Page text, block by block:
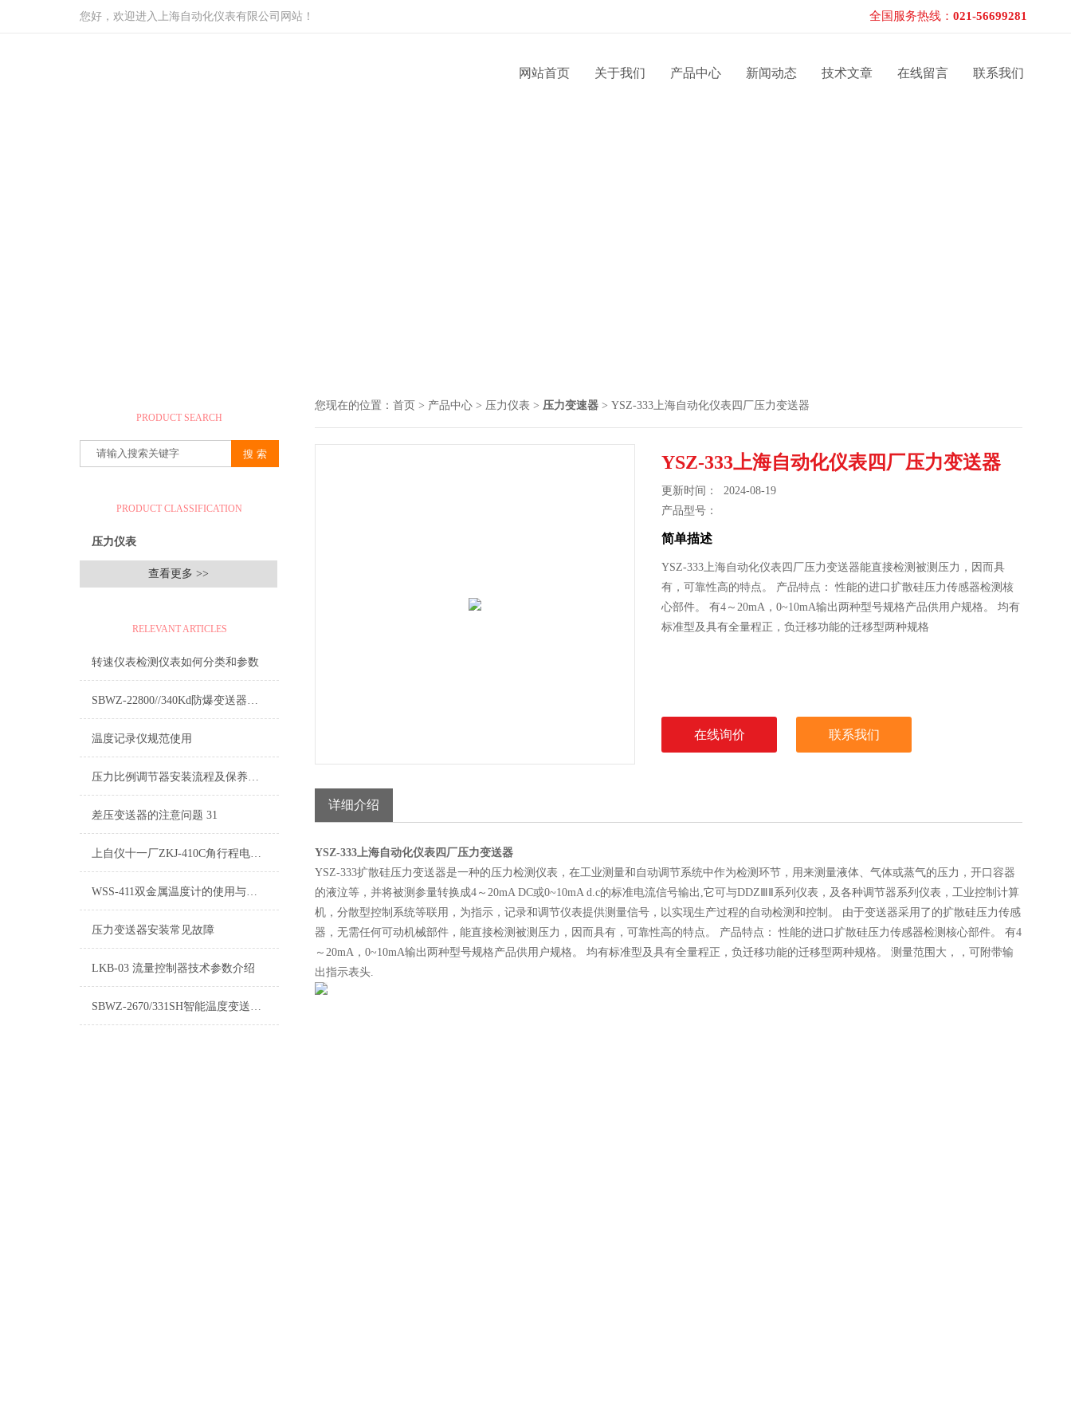
您好，欢迎进入上海自动化仪表有限公司网站！ 全国服务热线： 021-56699281
网站首页 关于我们 产品中心 新闻动态 技术文章 在线留言 联系我们
PRODUCT SEARCH
PRODUCT CLASSIFICATION
压力仪表
查看更多 >>
RELEVANT ARTICLES
转速仪表检测仪表如何分类和参数
SBWZ-22800//340Kd防爆变送器产品介绍
温度记录仪规范使用
压力比例调节器安装流程及保养事项
差压变送器的注意问题 31
上自仪十一厂ZKJ-410C角行程电动执行机构维修技术指标
WSS-411双金属温度计的使用与维护是什么？
压力变送器安装常见故障
LKB-03 流量控制器技术参数介绍
SBWZ-2670/331SH智能温度变送器详细介绍
您现在的位置： 首页 > 产品中心 > 压力仪表 > 压力变速器 > YSZ-333上海自动化仪表四厂压力变送器
YSZ-333上海自动化仪表四厂压力变送器
更新时间： 2024-08-19
产品型号：
简单描述
YSZ-333上海自动化仪表四厂压力变送器能直接检测被测压力，因而具
有，可靠性高的特点。 产品特点： 性能的进口扩散硅压力传感器检测核
心部件。 有4～20mA，0~10mA输出两种型号规格产品供用户规格。 均有
标准型及具有全量程正，负迁移功能的迁移型两种规格
在线询价 联系我们
详细介绍
YSZ-333上海自动化仪表四厂压力变送器
YSZ-333扩散硅压力变送器是一种的压力检测仪表，在工业测量和自动调节系统中作为检测环节，用来测量液体、气体或蒸气的压力，开口容器
的液泣等，并将被测参量转换成4～20mA DC或0~10mA d.c的标准电流信号输出,它可与DDZⅢⅡ系列仪表，及各种调节器系列仪表，工业控制计算
机，分散型控制系统等联用，为指示，记录和调节仪表提供测量信号，以实现生产过程的自动检测和控制。 由于变送器采用了的扩散硅压力传感
器，无需任何可动机械部件，能直接检测被测压力，因而具有，可靠性高的特点。 产品特点： 性能的进口扩散硅压力传感器检测核心部件。 有4
～20mA，0~10mA输出两种型号规格产品供用户规格。 均有标准型及具有全量程正，负迁移功能的迁移型两种规格。 测量范围大，，可附带输
出指示表头.